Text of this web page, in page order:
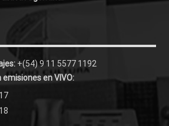
+(54) 9 11 5577 1192
en VIVO: